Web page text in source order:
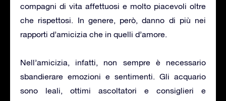
compagni di vita affettuosi e molto piacevoli oltre
che rispettosi. In genere, però, danno di più nei
rapporti d’amicizia che in quelli d’amore.
Nell’amicizia, infatti, non sempre è necessario
sbandierare emozioni e sentimenti. Gli acquario
sono leali, ottimi ascoltatori e consiglieri e